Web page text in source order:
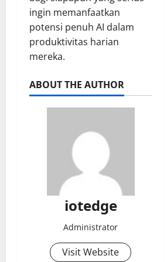
ingin memanfaatkan
potensi penuh AI dalam
produktivitas harian
mereka.
ABOUT THE AUTHOR
iotedge
Administrator
Visit Website